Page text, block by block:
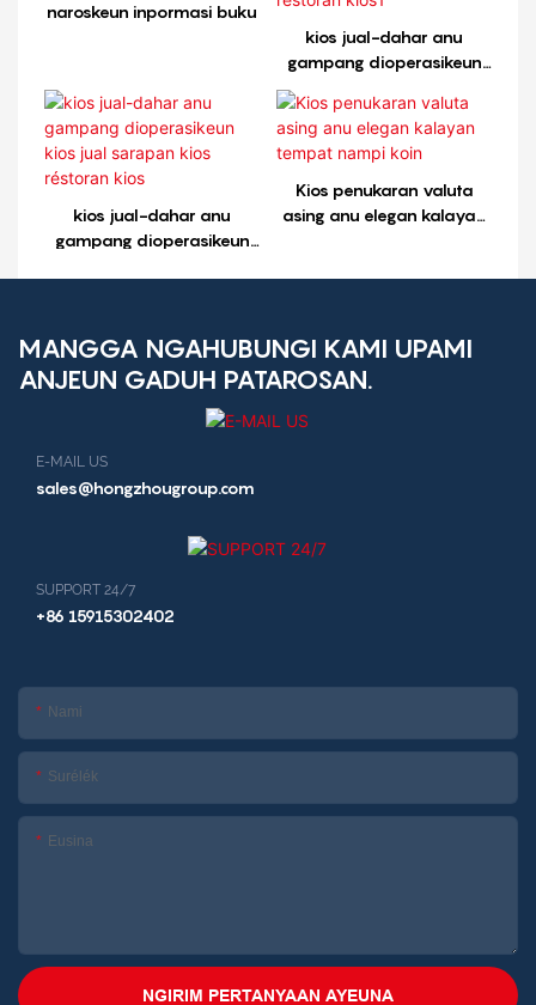
naroskeun inpormasi buku
kios jual-dahar anu
gampang dioperasikeun
réstoran kios1
kios jual-dahar anu
gampang dioperasikeun
Kios penukaran valuta
asing anu elegan kalayan
MANGGA NGAHUBUNGI KAMI UPAMI
ANJEUN GADUH PATAROSAN.
E-MAIL US
sales@hongzhougroup.com
SUPPORT 24/7
+86 15915302402
Nami
Surélék
Eusina
NGIRIM PERTANYAAN AYEUNA